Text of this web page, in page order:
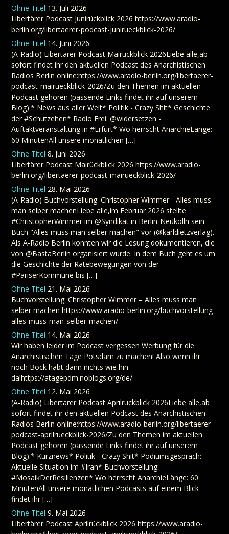
Ohne Titel 13. Juli 2026
Libertärer Podcast Junirückblick 2026 https://www.aradio-
berlin.org/libertaerer-podcast-junirueckblick-2026/
Ohne Titel 14. Juni 2026
(A-Radio) Libertärer Podcast Mairückblick 2026Liebe alle,ab
sofort findet ihr den aktuellen Podcast des Anarchistischen
Radios Berlin online:https://www.aradio-berlin.org/libertaerer-
podcast-mairueckblick-2026/Zu den Themen im aktuellen
Podcast gehören (passende Links findet ihr auf unserem
Blog):* News aus aller Welt* Politik - Crazy Shit* Geschichte
der #Schutzehen* Radio Frei: @widersetzen -
Auftaktveranstaltung in #Erfurt* Wo herrscht AnarchieLänge:
60 MinutenAll unsere monatlichen […]
Ohne Titel 8. Juni 2026
Libertärer Podcast Mairückblick 2026 https://www.aradio-
berlin.org/libertaerer-podcast-mairueckblick-2026/
Ohne Titel 28. Mai 2026
(A-Radio) Buchvorstellung: Christopher Wimmer - Alles muss
man selber machenLiebe alle,im Februar 2026 stellte
#ChristopherWimmer im @Syndikat in Berlin-Neukölln sein
Buch "Alles muss man selber machen" vor (@karldietzverlag).
Als A-Radio Berlin konnten wir die Lesung dokumentieren, die
von @BastaBerlin organisiert wurde. In dem Buch geht es um
die Geschichte der Rätebewegungen von der
#PariserKommune bis […]
Ohne Titel 21. Mai 2026
Buchvorstellung: Christopher Wimmer – Alles muss man
selber machen https://www.aradio-berlin.org/buchvorstellung-
alles-muss-man-selber-machen/
Ohne Titel 14. Mai 2026
Wir haben leider im Podcast vergessen Werbung für die
Anarchistischen Tage Potsdam zu machen! Also wenn ihr
noch Bock habt dann nichts wie hin
da!https://atagepdm.noblogs.org/de/
Ohne Titel 12. Mai 2026
(A-Radio) Libertärer Podcast Aprilrückblick 2026Liebe alle,ab
sofort findet ihr den aktuellen Podcast des Anarchistischen
Radios Berlin online:https://www.aradio-berlin.org/libertaerer-
podcast-aprilrueckblick-2026/Zu den Themen im aktuellen
Podcast gehören (passende Links findet ihr auf unserem
Blog):* Kurznews* Politik - Crazy Shit* Podiumsgespräch:
Aktuelle Situation im #Iran* Buchvorstellung:
#MosaikDerResilienzen* Wo herrscht AnarchieLänge: 60
MinutenAll unsere monatlichen Podcasts auf einem Blick
findet ihr […]
Ohne Titel 9. Mai 2026
Libertärer Podcast Aprilrückblick 2026 https://www.aradio-